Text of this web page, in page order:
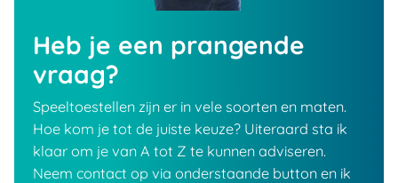
Heb je een prangende
vraag?
Speeltoestellen zijn er in vele soorten en maten.
Hoe kom je tot de juiste keuze? Uiteraard sta ik
klaar om je van A tot Z te kunnen adviseren.
Neem contact op via onderstaande button en ik